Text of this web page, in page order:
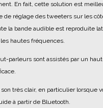
En fait, cette solution est
de réglage des tweeters sur les
la bande audible est reproduite
hautes fréquences.
parleurs sont assistés par un
très clair, en particulier lorsque
à partir de Bluetooth.